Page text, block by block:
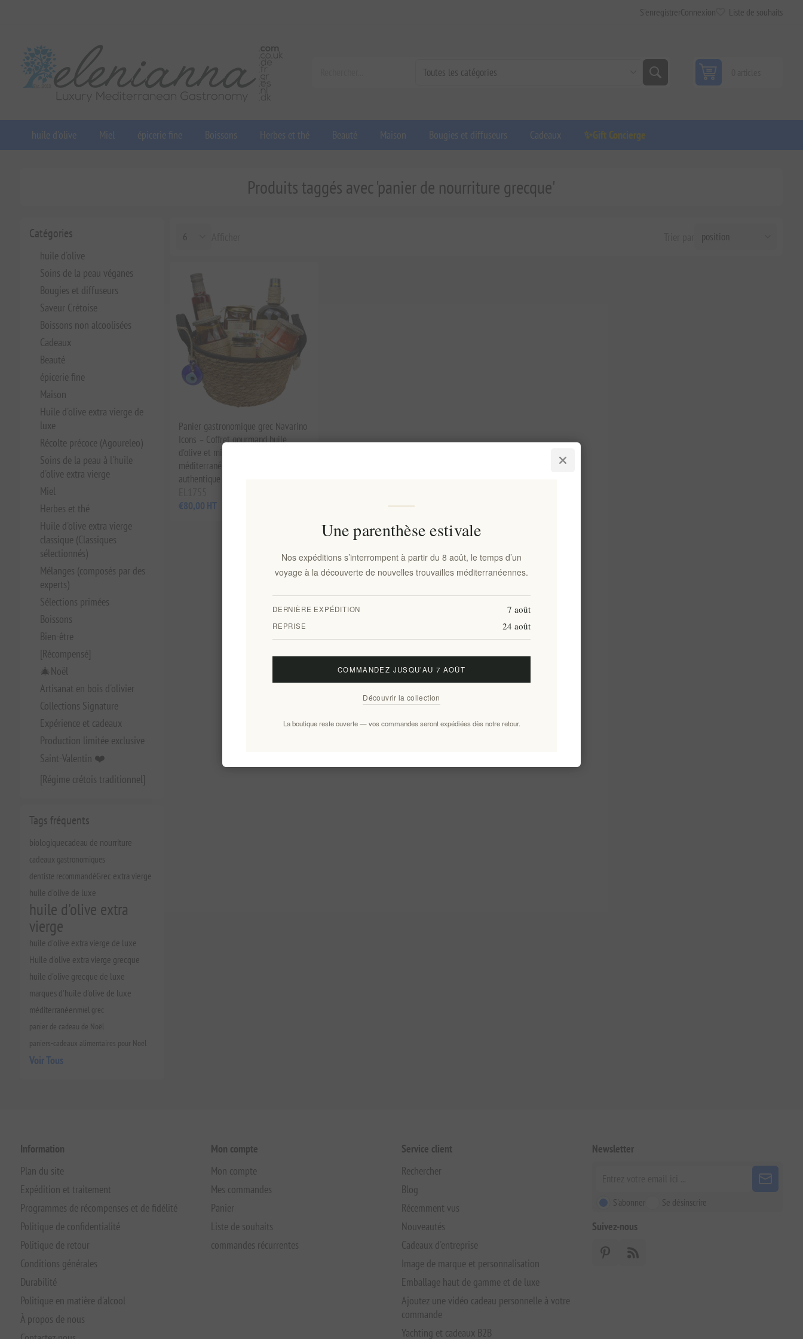
S'enregistrerConnexion Liste de souhaits
huile d'olive Miel épicerie fine Boissons Herbes et thé Beauté Maison Bougies et diffuseurs Cadeaux ✨Gift Concierge
Catégories
huile d'olive
Soins de la peau véganes
Bougies et diffuseurs
Saveur Crétoise
Boissons non alcoolisées
Cadeaux
Beauté
épicerie fine
Maison
Huile d'olive extra vierge de
luxe
Récolte précoce (Agoureleo)
Soins de la peau à l'huile
d'olive extra vierge
Miel
Herbes et thé
Huile d'olive extra vierge
classique (Classiques
sélectionnés)
Mélanges (composés par des
experts)
Sélections primées
Boissons
Bien-être
[Récompensé]
🎄Noël
Artisanat en bois d'olivier
Collections Signature
Expérience et cadeaux
Production limitée exclusive
Saint-Valentin ❤️
[Régime crétois traditionnel]
Tags fréquents
biologiquecadeau de nourriture
cadeaux gastronomiques
dentiste recommandéGrec extra vierge
huile d'olive de luxe
huile d'olive extra
vierge
huile d'olive extra vierge de luxe
Huile d'olive extra vierge grecque
huile d'olive grecque de luxe
marques d'huile d'olive de luxe
méditerranéenmiel grec
panier de cadeau de Noël
paniers-cadeaux alimentaires pour Noël
Voir Tous
Produits taggés avec 'panier de nourriture grecque'
Panier gastronomique grec Navarino
Icons – Coffret gourmand huile
d'olive et miel | Cuisine
méditerranéenne artisanale et
authentique
€80,00 HT
Information
Plan du site
Expédition et traitement
Programmes de récompenses et de fidélité
Politique de confidentialité
Politique de retour
Conditions générales
Durabilité
Politique en matière d'alcool
À propos de nous
Mon compte
Mon compte
Mes commandes
Panier
Liste de souhaits
commandes récurrentes
Service client
Rechercher
Blog
Récemment vus
Nouveautés
Cadeaux d'entreprise
Image de marque et personnalisation
Emballage haut de gamme et de luxe
Ajoutez une vidéo cadeau personnelle à votre
commande
Yachting et cadeaux B2B
Newsletter
S'abonner Se désinscrire
Suivez-nous
Une parenthèse estivale
Nos expéditions s’interrompent à partir du 8 août, le temps d’un
voyage à la découverte de nouvelles trouvailles méditerranéennes.
DERNIÈRE EXPÉDITION 7 août
REPRISE 24 août
COMMANDEZ JUSQU’AU 7 AOÛT
Découvrir la collection
La boutique reste ouverte — vos commandes seront expédiées dès notre retour.